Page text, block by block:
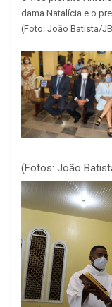
dama Natalícia e o
(Foto: João Batista/
(Fotos: João